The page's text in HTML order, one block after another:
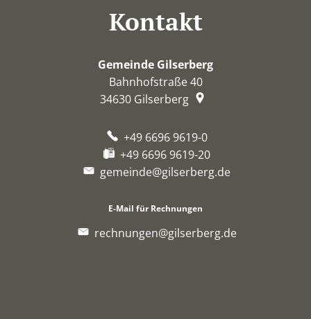
Kontakt
Gemeinde Gilserberg
Bahnhofstraße 40
34630 Gilserberg
+49 6696 9619-0
+49 6696 9619-20
gemeinde@gilserberg.de
E-Mail für Rechnungen
rechnungen@gilserberg.de